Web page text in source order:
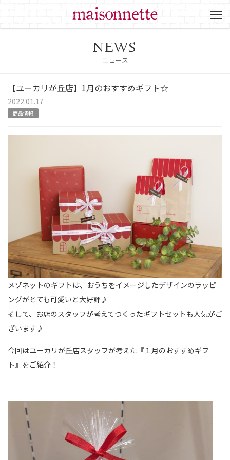
NEWS
ニュース
【ユーカリが丘店】1月のおすすめギフト☆
2022.01.17
商品情報
メゾネットのギフトは、おうちをイメージしたデザインのラッピ
ングがとても可愛いと大好評♪
そして、お店のスタッフが考えてつくったギフトセットも人気がご
ざいます♪
今回はユーカリが丘店スタッフが考えた『１月のおすすめギフ
ト』をご紹介！